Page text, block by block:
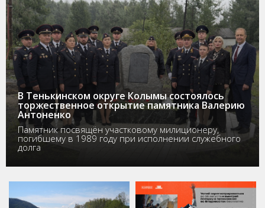
В Тенькинском округе Колымы состоялось
торжественное открытие памятника Валерию
Антоненко
Памятник посвящён участковому милиционеру,
погибшему в 1989 году при исполнении служебного
долга